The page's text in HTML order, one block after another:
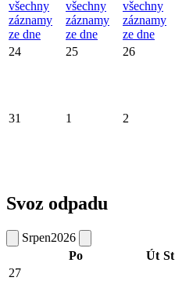
všechny
záznamy
ze dne
všechny
záznamy
ze dne
všechny
záznamy
ze dne
24 25 26
31 1 2
Svoz odpadu
Srpen2026
Po
Út St
27